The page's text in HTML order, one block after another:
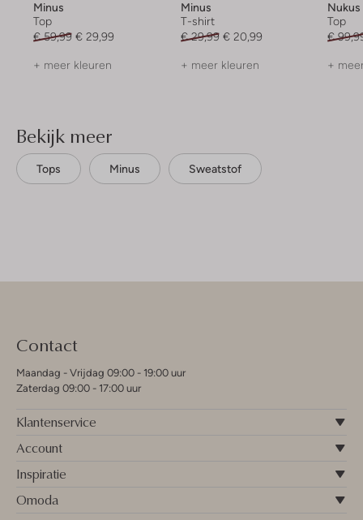
Minus
Top
€ 59,99 € 29,99
+ meer kleuren
Minus
T-shirt
€ 29,99 € 20,99
+ meer kleuren
Nukus
Top
€
+
Bekijk meer
Tops Minus Sweatstof
Contact
Maandag - Vrijdag 09:00 - 19:00 uur
Zaterdag 09:00 - 17:00 uur
Klantenservice
Account
Inspiratie
Omoda